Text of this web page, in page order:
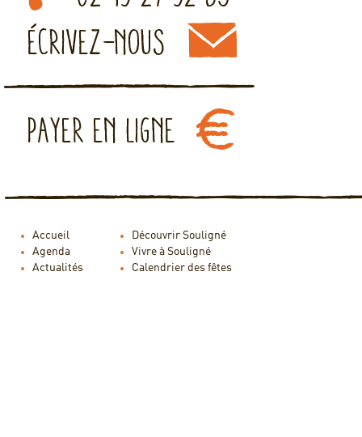
Accueil
Agenda
Actualités
Découvrir Souligné
Vivre à Souligné
Calendrier des fêtes